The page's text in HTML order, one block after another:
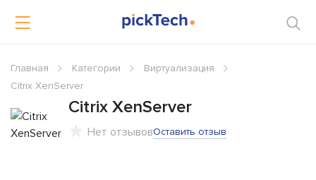
Главная Категории
Виртуализация
Citrix XenServer
Citrix XenServer
Нет отзывовОставить отзыв